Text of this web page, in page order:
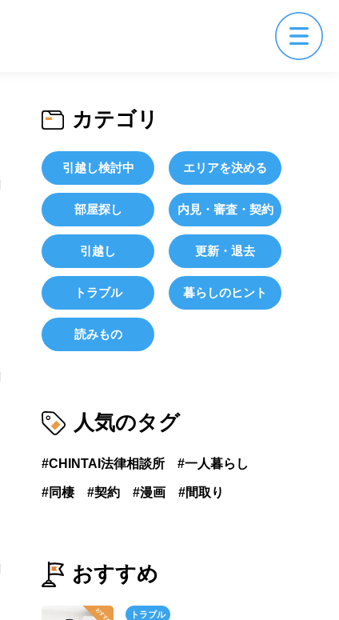
カテゴリ
引越し検討中 エリアを決める
部屋探し 内見・審査・契約
引越し 更新・退去
トラブル 暮らしのヒント
読みもの
人気のタグ
CHINTAI法律相談所 一人暮らし
同棲 契約 漫画 間取り
おすすめ
トラブル